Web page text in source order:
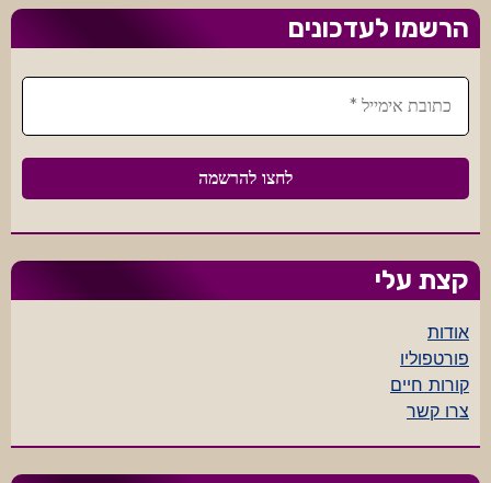
הרשמו לעדכונים
קצת עלי
אודות
פורטפוליו
קורות חיים
צרו קשר